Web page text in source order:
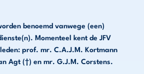
benoemd vanwege (een)
Momenteel kent de JFV
prof. mr. C.A.J.M. Kortmann
Agt (†) en mr. G.J.M. Corstens.